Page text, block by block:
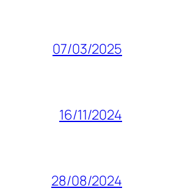
07/03/2025
16/11/2024
28/08/2024